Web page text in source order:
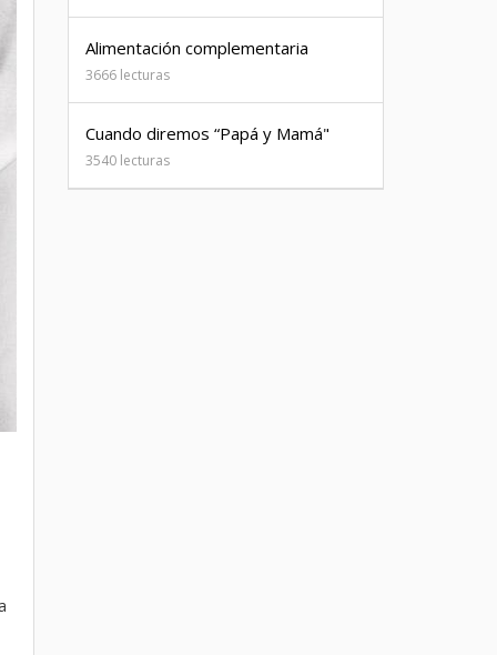
Alimentación complementaria
3666 lecturas
Cuando diremos “Papá y Mamá"
3540 lecturas